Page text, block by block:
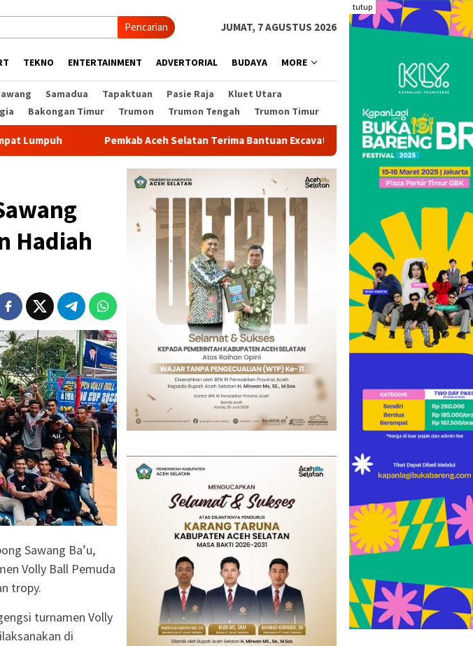
tutup
Pencarian JUMAT, 7 AGUSTUS 2026
TEKNO ENTERTAINMENT ADVERTORIAL BUDAYA MORE
Samadua Tapaktuan Pasie Raja
Kluet Utara
Bakongan Timur Trumon Trumon Tengah Trumon Timur
Pemkab Aceh Selatan Terima Bantuan Excavator dari KKP untuk Percepat Pemulihan
Hadiah
Sawang Ba’u,
Volly Ball Pemuda
tropy.
turnamen Volly
di